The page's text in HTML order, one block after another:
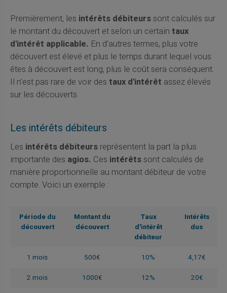
Premièrement, les intérêts débiteurssont calculés sur
le montant du découvert et selon un certain taux
d'intérêt applicable. En d'autres termes, plus votre
découvert est élevé et plus le temps durant lequel vous
êtes à découvert est long, plus le coût sera conséquent.
Il n'est pas rare de voir des taux d'intérêt assez élevés
sur les découverts.
Les intérêts débiteurs
Les intérêts débiteursreprésentent la part la plus
importante des agios. Ces intérêtssont calculés de
manière proportionnelle au montant débiteur de votre
compte. Voici un exemple :
Période du
découvert
Montant du
découvert
Taux
d'intérêt
débiteur
Intérêts
dus
1 mois 500€ 10%
4,17€
2 mois
1000€ 12% 20€